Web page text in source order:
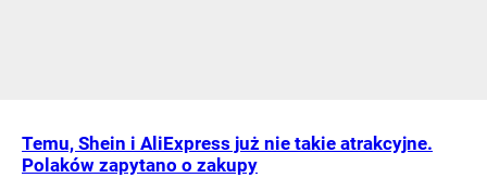
Temu, Shein i AliExpress już nie takie atrakcyjne.
Polaków zapytano o zakupy